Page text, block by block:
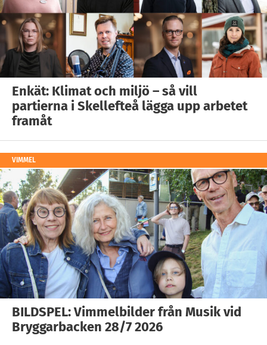
Enkät: Klimat och miljö – så vill
partierna i Skellefteå lägga upp arbetet
framåt
VIMMEL
BILDSPEL: Vimmelbilder från Musik vid
Bryggarbacken 28/7 2026